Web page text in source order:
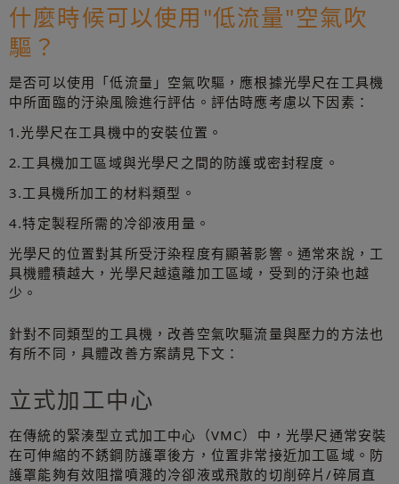
什麼時候可以使用"低流量"空氣吹
驅？
是否可以使用「低流量」空氣吹驅，應根據光學尺在工具機
中所面臨的汙染風險進行評估。評估時應考慮以下因素：
1.光學尺在工具機中的安裝位置。
2.工具機加工區域與光學尺之間的防護或密封程度。
3.工具機所加工的材料類型。
4.特定製程所需的冷卻液用量。
光學尺的位置對其所受汙染程度有顯著影響。通常來說，工
具機體積越大，光學尺越遠離加工區域，受到的汙染也越
少。
針對不同類型的工具機，改善空氣吹驅流量與壓力的方法也
有所不同，具體改善方案請見下文：
立式加工中心
在傳統的緊湊型立式加工中心（VMC）中，光學尺通常安裝
在可伸縮的不銹鋼防護罩後方，位置非常接近加工區域。防
護罩能夠有效阻擋噴濺的冷卻液或飛散的切削碎片/碎屑直